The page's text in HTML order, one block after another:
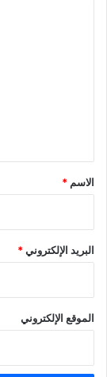
*
الاسم *
البريد الإلكتروني*
الموقع الإلكتروني